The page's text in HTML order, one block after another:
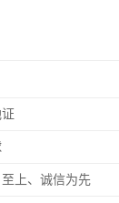
上、诚信为先